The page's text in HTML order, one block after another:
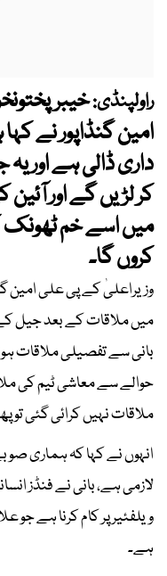
راولپنڈی:
امین گنڈاپور نے
داری ڈالی ہے اور
کر لڑیں گے اور
میں اسے خم ٹھونک
کروں گا۔
وزیراعلیٰ کے پی علی امین
میں ملاقات کے بعد جیل کے
بانی سے تفصیلی ملاقات
حوالے سے معاشی ٹیم کی
ملاقات نہیں کرائی گئی
انہوں نے کہا کہ ہماری
لازمی ہے، بانی نے فنڈز
ویلفئیر پر کام کرنا ہے جو
ہے۔